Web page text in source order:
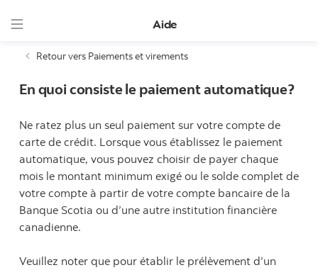
Aide
Retour vers Paiements et virements
En quoi consiste le paiement automatique?
Ne ratez plus un seul paiement sur votre compte de
carte de crédit. Lorsque vous établissez le paiement
automatique, vous pouvez choisir de payer chaque
mois le montant minimum exigé ou le solde complet de
votre compte à partir de votre compte bancaire de la
Banque Scotia ou d’une autre institution financière
canadienne.
Veuillez noter que pour établir le prélèvement d’un